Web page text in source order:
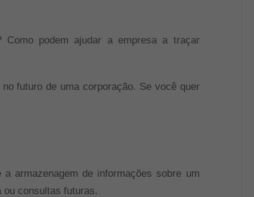
podem ajudar a empresa a traçar
futuro de uma corporação. Se você quer
armazenagem de informações sobre um
ou consultas futuras.